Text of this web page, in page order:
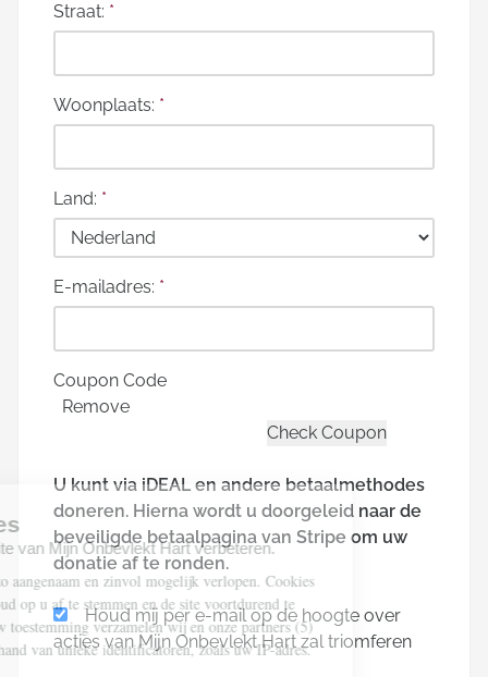
Straat: *
Woonplaats: *
Land: *
E-mailadres: *
Coupon Code
Remove
U kunt via iDEAL en andere betaalmethodes
doneren. Hierna wordt u doorgeleid naar de
beveiligde betaalpagina van Stripe om uw
donatie af te ronden.
Houd mij per e-mail op de hoogte over
acties van Mijn Onbevlekt Hart zal triomferen